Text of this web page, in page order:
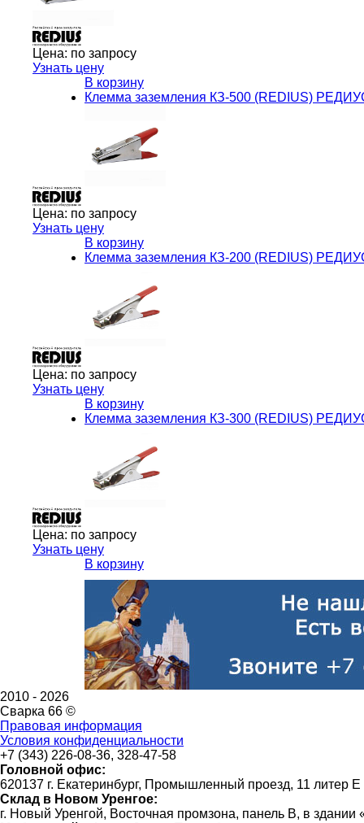
Цена: по запросу
Узнать цену
В корзину
Клемма заземления КЗ-500 (REDIUS)
Цена: по запросу
Узнать цену
В корзину
Клемма заземления КЗ-200 (REDIUS)
Цена: по запросу
Узнать цену
В корзину
Клемма заземления КЗ-300 (REDIUS)
Цена: по запросу
Узнать цену
В корзину
2010 - 2026
Сварка 66 ©
Правовая информация
Условия конфиденциальности
+7 (343) 226-08-36, 328-47-58
Головной офис:
620137 г. Екатеринбург, Промышленный проезд, 11 литер Е
Склад в Новом Уренгое:
г. Новый Уренгой, Восточная промзона, панель В, в